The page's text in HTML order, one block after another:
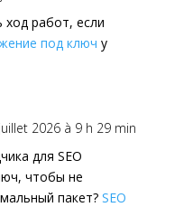
ход работ, если
под ключ у
2026 à 9 h 29 min
для SEO
чтобы не
пакет? SEO